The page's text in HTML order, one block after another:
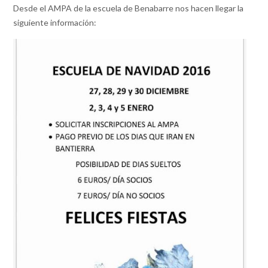
Desde el AMPA de la escuela de Benabarre nos hacen llegar la
siguiente información: